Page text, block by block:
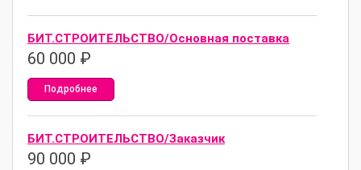
БИТ.СТРОИТЕЛЬСТВО/Основная поставка
60 000 ₽
Подробнее
БИТ.СТРОИТЕЛЬСТВО/Заказчик
90 000 ₽